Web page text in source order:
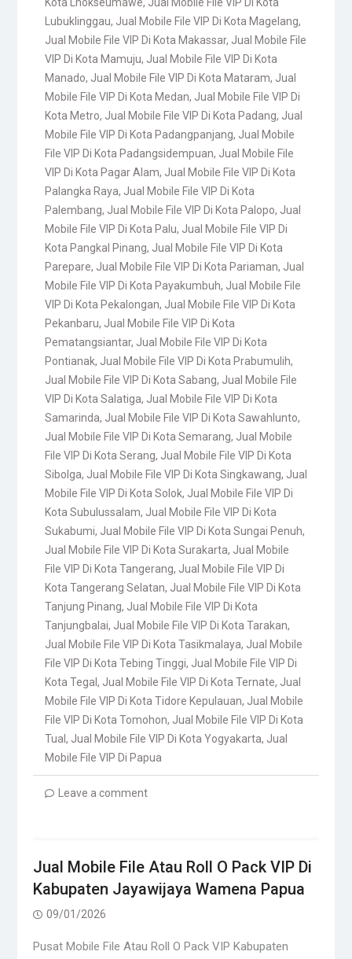
Lubuklinggau, Jual Mobile File VIP Di Kota Magelang,
Jual Mobile File VIP Di Kota Makassar, Jual Mobile File
VIP Di Kota Mamuju, Jual Mobile File VIP Di Kota
Manado, Jual Mobile File VIP Di Kota Mataram, Jual
Mobile File VIP Di Kota Medan, Jual Mobile File VIP Di
Kota Metro, Jual Mobile File VIP Di Kota Padang, Jual
Mobile File VIP Di Kota Padangpanjang, Jual Mobile
File VIP Di Kota Padangsidempuan, Jual Mobile File
VIP Di Kota Pagar Alam, Jual Mobile File VIP Di Kota
Palangka Raya, Jual Mobile File VIP Di Kota
Palembang, Jual Mobile File VIP Di Kota Palopo, Jual
Mobile File VIP Di Kota Palu, Jual Mobile File VIP Di
Kota Pangkal Pinang, Jual Mobile File VIP Di Kota
Parepare, Jual Mobile File VIP Di Kota Pariaman, Jual
Mobile File VIP Di Kota Payakumbuh, Jual Mobile File
VIP Di Kota Pekalongan, Jual Mobile File VIP Di Kota
Pekanbaru, Jual Mobile File VIP Di Kota
Pematangsiantar, Jual Mobile File VIP Di Kota
Pontianak, Jual Mobile File VIP Di Kota Prabumulih,
Jual Mobile File VIP Di Kota Sabang, Jual Mobile File
VIP Di Kota Salatiga, Jual Mobile File VIP Di Kota
Samarinda, Jual Mobile File VIP Di Kota Sawahlunto,
Jual Mobile File VIP Di Kota Semarang, Jual Mobile
File VIP Di Kota Serang, Jual Mobile File VIP Di Kota
Sibolga, Jual Mobile File VIP Di Kota Singkawang, Jual
Mobile File VIP Di Kota Solok, Jual Mobile File VIP Di
Kota Subulussalam, Jual Mobile File VIP Di Kota
Sukabumi, Jual Mobile File VIP Di Kota Sungai Penuh,
Jual Mobile File VIP Di Kota Surakarta, Jual Mobile
File VIP Di Kota Tangerang, Jual Mobile File VIP Di
Kota Tangerang Selatan, Jual Mobile File VIP Di Kota
Tanjung Pinang, Jual Mobile File VIP Di Kota
Tanjungbalai, Jual Mobile File VIP Di Kota Tarakan,
Jual Mobile File VIP Di Kota Tasikmalaya, Jual Mobile
File VIP Di Kota Tebing Tinggi, Jual Mobile File VIP Di
Kota Tegal , Jual Mobile File VIP Di Kota Ternate, Jual
Mobile File VIP Di Kota Tidore Kepulauan, Jual Mobile
File VIP Di Kota Tomohon, Jual Mobile File VIP Di Kota
Tual , Jual Mobile File VIP Di Kota Yogyakarta, Jual
Mobile File VIP Di Papua
Leave a comment
Jual Mobile File Atau Roll O Pack VIP Di
Kabupaten Jayawijaya Wamena Papua
09/01/2026
Pusat Mobile File Atau Roll O Pack VIP Kabupaten